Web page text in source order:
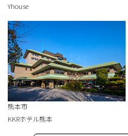
Yhouse
熊本市
KKRホテル熊本